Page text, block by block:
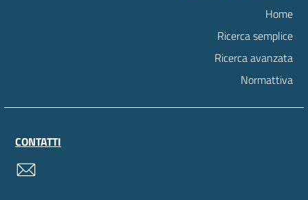
Home
Ricerca semplice
Ricerca avanzata
Normattiva
CONTATTI